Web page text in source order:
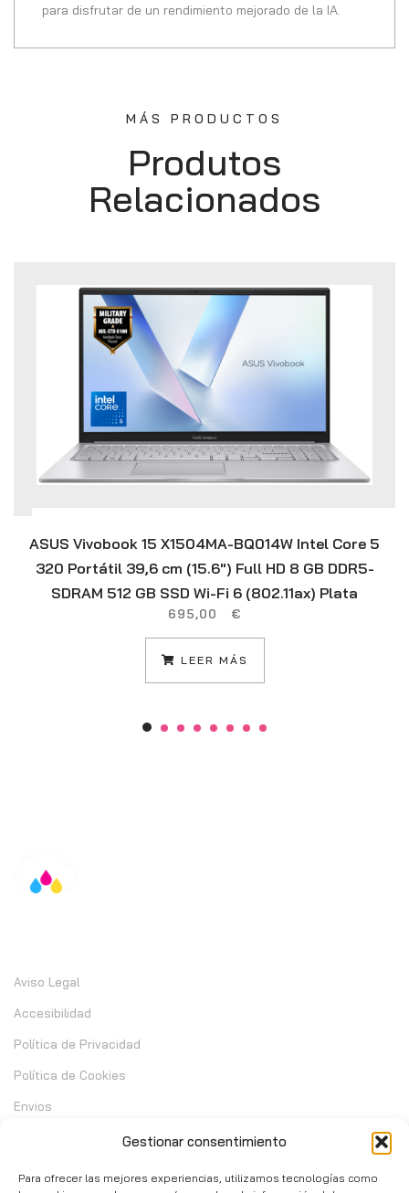
Gestionar consentimiento
Para ofrecer las mejores experiencias, utilizamos tecnologías como
para disfrutar de un rendimiento mejorado de la IA.
MÁS PRODUCTOS
Produtos
Relacionados
ASUS Vivobook 15 X1504MA-BQ014W Intel Core 5
320 Portátil 39,6 cm (15.6″) Full HD 8 GB DDR5-
SDRAM 512 GB SSD Wi-Fi 6 (802.11ax) Plata
695,00 €
LEER MÁS
Aviso Legal
Accesibilidad
Política de Privacidad
Política de Cookies
Envios